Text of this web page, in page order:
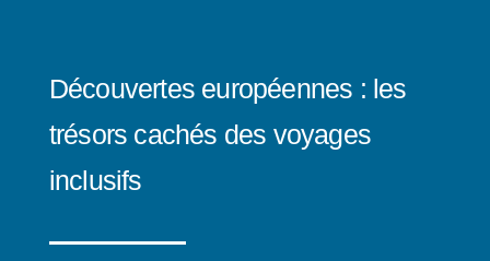
Découvertes européennes : les
trésors cachés des voyages
inclusifs